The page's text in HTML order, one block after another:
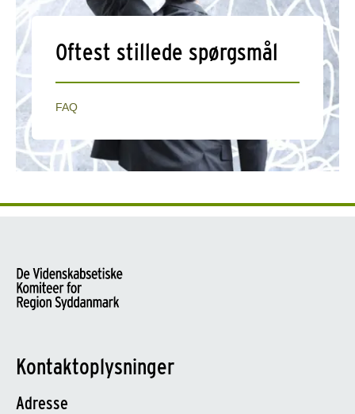
Oftest stillede spørgsmål
FAQ
Kontaktoplysninger
Adresse